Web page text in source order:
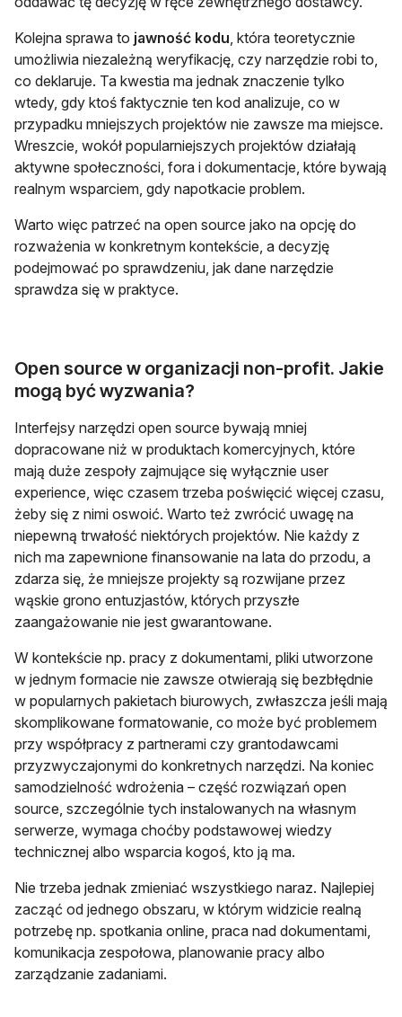
Kolejna sprawa to jawność kodu , która teoretycznie
umożliwia niezależną weryfikację, czy narzędzie robi to,
co deklaruje. Ta kwestia ma jednak znaczenie tylko
wtedy, gdy ktoś faktycznie ten kod analizuje, co w
przypadku mniejszych projektów nie zawsze ma miejsce.
Wreszcie, wokół popularniejszych projektów działają
aktywne społeczności, fora i dokumentacje, które bywają
realnym wsparciem, gdy napotkacie problem.
Warto więc patrzeć na open source jako na opcję do
rozważenia w konkretnym kontekście, a decyzję
podejmować po sprawdzeniu, jak dane narzędzie
sprawdza się w praktyce.
Open source w organizacji non-profit. Jakie
mogą być wyzwania?
Interfejsy narzędzi open source bywają mniej
dopracowane niż w produktach komercyjnych, które
mają duże zespoły zajmujące się wyłącznie user
experience, więc czasem trzeba poświęcić więcej czasu,
żeby się z nimi oswoić. Warto też zwrócić uwagę na
niepewną trwałość niektórych projektów. Nie każdy z
nich ma zapewnione finansowanie na lata do przodu, a
zdarza się, że mniejsze projekty są rozwijane przez
wąskie grono entuzjastów, których przyszłe
zaangażowanie nie jest gwarantowane.
W kontekście np. pracy z dokumentami, pliki utworzone
w jednym formacie nie zawsze otwierają się bezbłędnie
w popularnych pakietach biurowych, zwłaszcza jeśli mają
skomplikowane formatowanie, co może być problemem
przy współpracy z partnerami czy grantodawcami
przyzwyczajonymi do konkretnych narzędzi. Na koniec
samodzielność wdrożenia – część rozwiązań open
source, szczególnie tych instalowanych na własnym
serwerze, wymaga choćby podstawowej wiedzy
technicznej albo wsparcia kogoś, kto ją ma.
Nie trzeba jednak zmieniać wszystkiego naraz. Najlepiej
zacząć od jednego obszaru, w którym widzicie realną
potrzebę np. spotkania online, praca nad dokumentami,
komunikacja zespołowa, planowanie pracy albo
zarządzanie zadaniami.